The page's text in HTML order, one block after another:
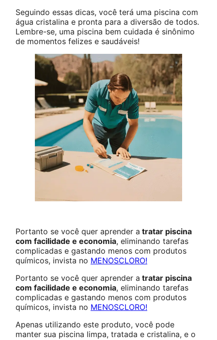
Seguindo essas dicas, você terá uma piscina com
água cristalina e pronta para a diversão de todos.
Lembre-se, uma piscina bem cuidada é sinônimo
de momentos felizes e saudáveis!
Portanto se você quer aprender a tratar piscina
com facilidade e economia, eliminando tarefas
complicadas e gastando menos com produtos
químicos, invista no MENOSCLORO!
Portanto se você quer aprender a tratar piscina
com facilidade e economia, eliminando tarefas
complicadas e gastando menos com produtos
químicos, invista no MENOSCLORO!
Apenas utilizando este produto, você pode
manter sua piscina limpa, tratada e cristalina, e o